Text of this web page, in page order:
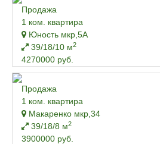
Продажа
1 ком. квартира
Юность мкр,5А
39/18/10 м2
4270000 руб.
Продажа
1 ком. квартира
Макаренко мкр,34
39/18/8 м2
3900000 руб.